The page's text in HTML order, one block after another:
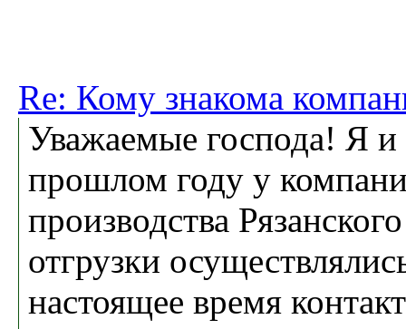
Re: Кому знакома
Уважаемые господа! Я и
прошлом году у
производства
отгрузки
настоящее время